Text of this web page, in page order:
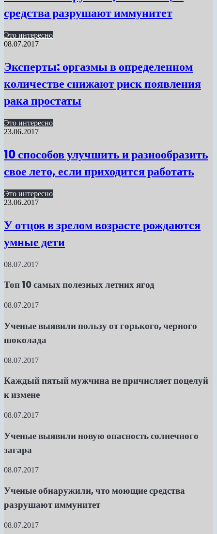
средства разрушают иммунитет
Это интересно
08.07.2017
Эксперты: оргазмы в определенном
количестве снижают риск появления
рака простаты
Это интересно
23.06.2017
10 способов улучшить и разнообразить
свое лето, если приходится работать
Это интересно
23.06.2017
У отцов в зрелом возрасте рождаются
умные дети
08.07.2017
Топ 10 самых полезных летних ягод
08.07.2017
Ученые выявили пользу от горького, черного
шоколада
08.07.2017
Каждый пятый мужчина не причисляет поцелуй
к измене
08.07.2017
Ученые выявили новую опасность солнечного
загара
08.07.2017
Ученые обнаружили, что моющие средства
разрушают иммунитет
08.07.2017